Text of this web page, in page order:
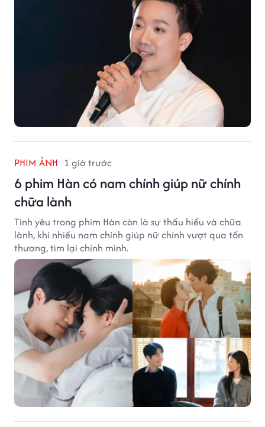
PHIM ẢNH 1 giờ trước
6 phim Hàn có nam chính giúp nữ chính
chữa lành
Tình yêu trong phim Hàn còn là sự thấu hiểu và chữa
lành, khi nhiều nam chính giúp nữ chính vượt qua tổn
thương, tìm lại chính mình.